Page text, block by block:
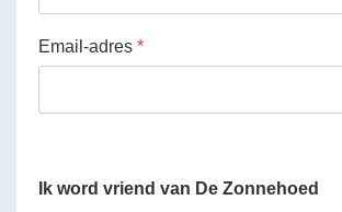
Email-adres *
Ik word vriend van De Zonnehoed